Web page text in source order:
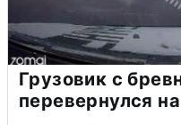
Грузовик с
перевернулся